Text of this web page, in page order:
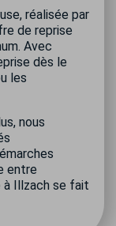
réalisée par
de reprise
Avec
dès le
les
nous
entre
à Illzach se fait